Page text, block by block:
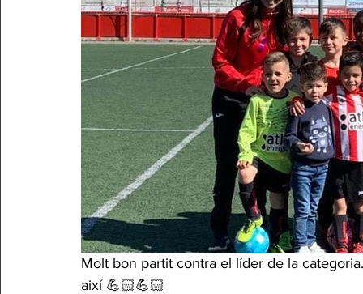
Molt bon partit contra el líder de la
així 💪🏻💪🏻